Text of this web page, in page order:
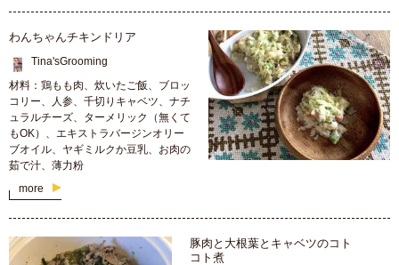
わんちゃんチキンドリア
Tina'sGrooming
材料：鶏もも肉、炊いたご飯、ブロッ
コリー、人参、千切りキャベツ、ナチ
ュラルチーズ、ターメリック（無くて
もOK）、エキストラバージンオリー
ブオイル、ヤギミルクか豆乳、お肉の
茹で汁、薄力粉
more
豚肉と大根葉とキャベツのコト
コト煮